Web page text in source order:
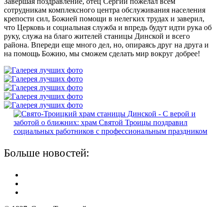
сотрудникам комплексного центра обслуживания населения
крепости сил, Божией помощи в нелегких трудах и заверил,
что Церковь и социальная служба и впредь будут идти рука об
руку, служа на благо жителей станицы Динской и всего
района. Впереди еще много дел, но, опираясь друг на друга и
на помощь Божию, мы сможем сделать мир вокруг добрее!
Больше новостей: